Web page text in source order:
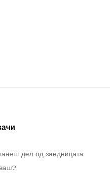
дел од заедницата